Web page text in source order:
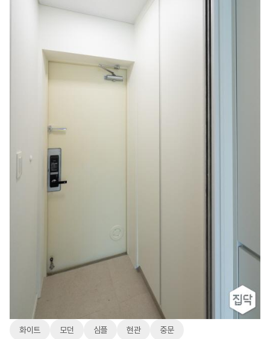
화이트 모던 심플 현관 중문